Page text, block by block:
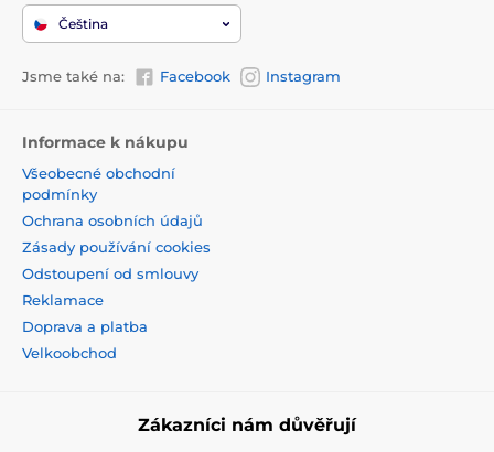
Čeština
Jsme také na: Facebook Instagram
Informace k nákupu
Všeobecné obchodní
podmínky
Ochrana osobních údajů
Zásady používání cookies
Odstoupení od smlouvy
Reklamace
Doprava a platba
Velkoobchod
Zákazníci nám důvěřují